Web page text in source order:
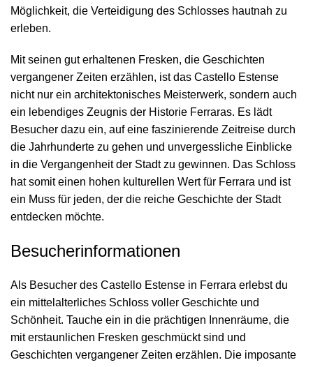
Möglichkeit, die Verteidigung des Schlosses hautnah zu
erleben.
Mit seinen gut erhaltenen Fresken, die Geschichten
vergangener Zeiten erzählen, ist das Castello Estense
nicht nur ein architektonisches Meisterwerk, sondern auch
ein lebendiges Zeugnis der Historie Ferraras. Es lädt
Besucher dazu ein, auf eine faszinierende Zeitreise durch
die Jahrhunderte zu gehen und unvergessliche Einblicke
in die Vergangenheit der Stadt zu gewinnen. Das Schloss
hat somit einen hohen kulturellen Wert für Ferrara und ist
ein Muss für jeden, der die reiche Geschichte der Stadt
entdecken möchte.
Besucherinformationen
Als Besucher des Castello Estense in Ferrara erlebst du
ein mittelalterliches Schloss voller Geschichte und
Schönheit. Tauche ein in die prächtigen Innenräume, die
mit erstaunlichen Fresken geschmückt sind und
Geschichten vergangener Zeiten erzählen. Die imposante